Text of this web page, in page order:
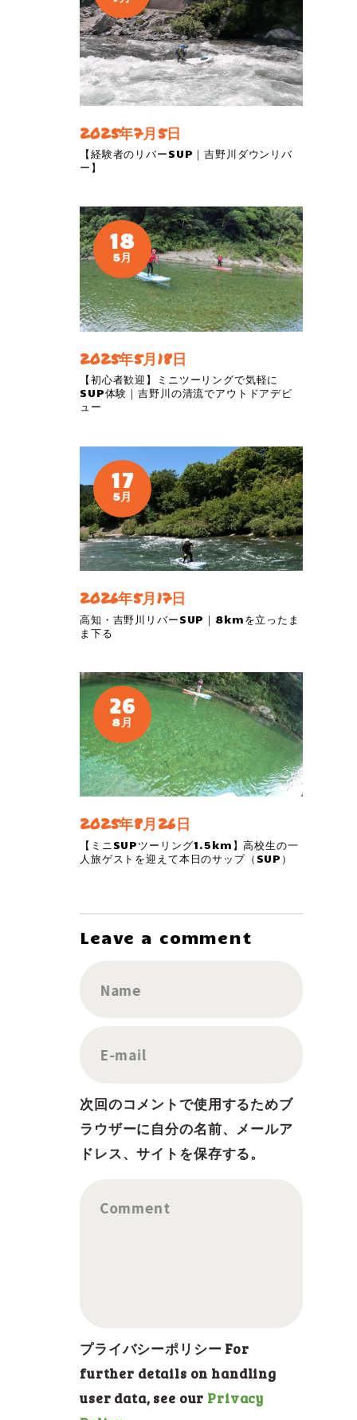
2025年7月5日
【経験者のリバーSUP｜吉野川ダウンリバ
ー】
18
5月
2025年5月18日
【初心者歓迎】ミニツーリングで気軽に
SUP体験｜吉野川の清流でアウトドアデビ
ュー
17
5月
2026年5月17日
高知・吉野川リバーSUP｜8kmを立ったま
ま下る
26
8月
2025年8月26日
【ミニSUPツーリング1.5km】高校生の一
人旅ゲストを迎えて本日のサップ（SUP）
Leave a comment
Name
E-mail
次回のコメントで使用するためブ
ラウザーに自分の名前、メールア
ドレス、サイトを保存する。
Comment
プライバシーポリシー For
further details on handling
user data, see our Privacy